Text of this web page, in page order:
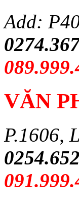
Add:
VĂN
P.1606,